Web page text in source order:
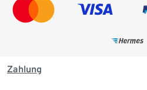
Zahlung